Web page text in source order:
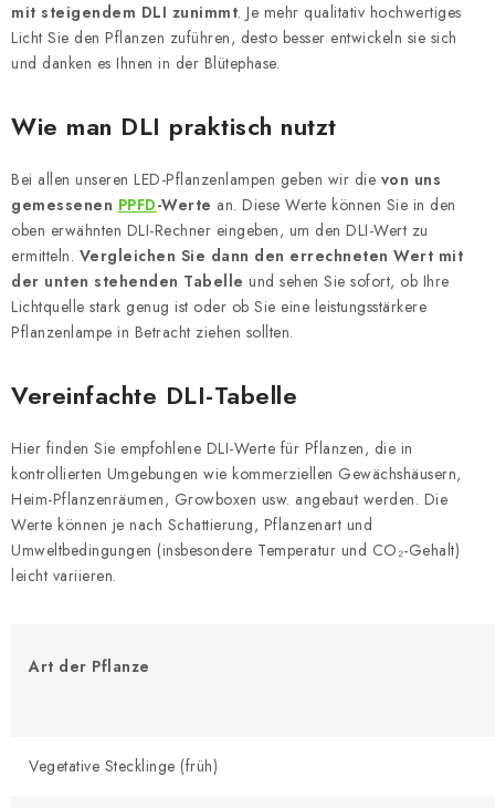
mit steigendem DLI zunimmt. Je mehr qualitativ hochwertiges
Licht Sie den Pflanzen zuführen, desto besser entwickeln sie sich
und danken es Ihnen in der Blütephase.
Wie man DLI praktisch nutzt
Bei allen unseren LED-Pflanzenlampen geben wir die von uns
gemessenen PPFD-Werte an. Diese Werte können Sie in den
oben erwähnten DLI-Rechner eingeben, um den DLI-Wert zu
ermitteln. Vergleichen Sie dann den errechneten Wert mit
der unten stehenden Tabelle und sehen Sie sofort, ob Ihre
Lichtquelle stark genug ist oder ob Sie eine leistungsstärkere
Pflanzenlampe in Betracht ziehen sollten.
Vereinfachte DLI-Tabelle
Hier finden Sie empfohlene DLI-Werte für Pflanzen, die in
kontrollierten Umgebungen wie kommerziellen Gewächshäusern,
Heim-Pflanzenräumen, Growboxen usw. angebaut werden. Die
Werte können je nach Schattierung, Pflanzenart und
Umweltbedingungen (insbesondere Temperatur und CO₂-Gehalt)
leicht variieren.
Art der Pflanze
Vegetative Stecklinge (früh)